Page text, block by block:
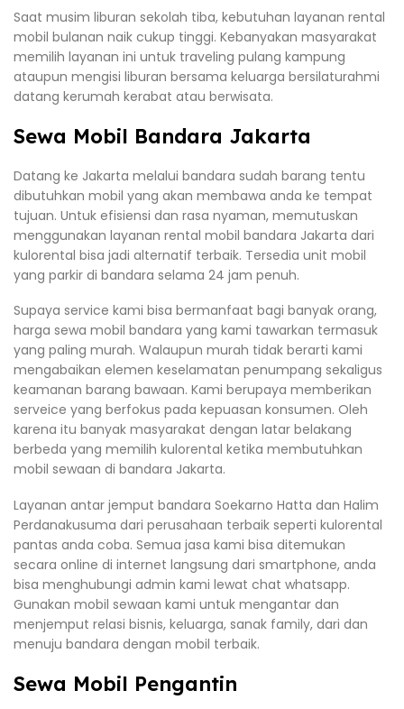
Saat musim liburan sekolah tiba, kebutuhan layanan rental
mobil bulanan naik cukup tinggi. Kebanyakan masyarakat
memilih layanan ini untuk traveling pulang kampung
ataupun mengisi liburan bersama keluarga bersilaturahmi
datang kerumah kerabat atau berwisata.
Sewa Mobil Bandara Jakarta
Datang ke Jakarta melalui bandara sudah barang tentu
dibutuhkan mobil yang akan membawa anda ke tempat
tujuan. Untuk efisiensi dan rasa nyaman, memutuskan
menggunakan layanan rental mobil bandara Jakarta dari
kulorental bisa jadi alternatif terbaik. Tersedia unit mobil
yang parkir di bandara selama 24 jam penuh.
Supaya service kami bisa bermanfaat bagi banyak orang,
harga sewa mobil bandara yang kami tawarkan termasuk
yang paling murah. Walaupun murah tidak berarti kami
mengabaikan elemen keselamatan penumpang sekaligus
keamanan barang bawaan. Kami berupaya memberikan
serveice yang berfokus pada kepuasan konsumen. Oleh
karena itu banyak masyarakat dengan latar belakang
berbeda yang memilih kulorental ketika membutuhkan
mobil sewaan di bandara Jakarta.
Layanan antar jemput bandara Soekarno Hatta dan Halim
Perdanakusuma dari perusahaan terbaik seperti kulorental
pantas anda coba. Semua jasa kami bisa ditemukan
secara online di internet langsung dari smartphone, anda
bisa menghubungi admin kami lewat chat whatsapp.
Gunakan mobil sewaan kami untuk mengantar dan
menjemput relasi bisnis, keluarga, sanak family, dari dan
menuju bandara dengan mobil terbaik.
Sewa Mobil Pengantin